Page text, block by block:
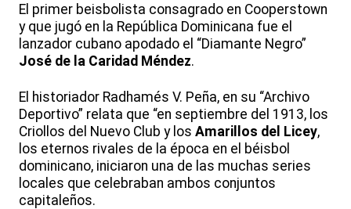
El primer beisbolista consagrado en Cooperstown
y que jugó en la República Dominicana fue el
lanzador cubano apodado el “Diamante Negro”
José de la Caridad Méndez.
El historiador Radhamés V. Peña, en su “Archivo
Deportivo” relata que “en septiembre del 1913, los
Criollos del Nuevo Club y los Amarillos del Licey,
los eternos rivales de la época en el béisbol
dominicano, iniciaron una de las muchas series
locales que celebraban ambos conjuntos
capitaleños.